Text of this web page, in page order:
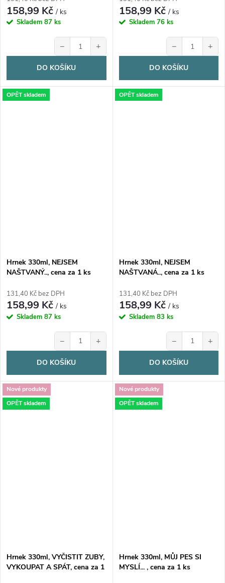
158,99 Kč/ ks
Skladem 87 ks
− +
DO KOŠÍKU
158,99 Kč/ ks
Skladem 76 ks
− +
DO KOŠÍKU
OPĚT skladem
Hrnek 330ml, NEJSEM
NAŠTVANÝ.., cena za 1 ks
131,40 Kč bez DPH
158,99 Kč/ ks
Skladem 87 ks
− +
DO KOŠÍKU
OPĚT skladem
Hrnek 330ml, NEJSEM
NAŠTVANÁ.., cena za 1 ks
131,40 Kč bez DPH
158,99 Kč/ ks
Skladem 83 ks
− +
DO KOŠÍKU
Nové produkty
OPĚT skladem
Hrnek 330ml, VYČISTIT ZUBY,
VYKOUPAT A SPÁT, cena za 1
Nové produkty
OPĚT skladem
Hrnek 330ml, MŮJ PES SI
MYSLÍ... , cena za 1 ks